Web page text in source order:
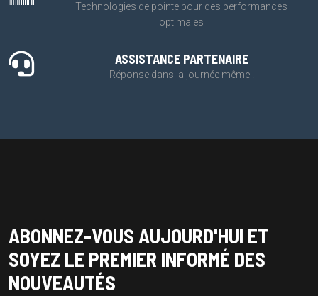
Technologies de pointe pour des performances
optimales
ASSISTANCE PARTENAIRE
Réponse dans la journée même !
ABONNEZ-VOUS AUJOURD'HUI ET
SOYEZ LE PREMIER INFORMÉ DES
NOUVEAUTÉS